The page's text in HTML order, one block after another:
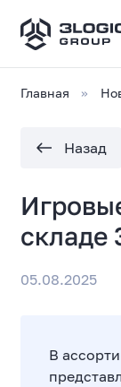
Главная
Назад
складе
05.08.2025
В